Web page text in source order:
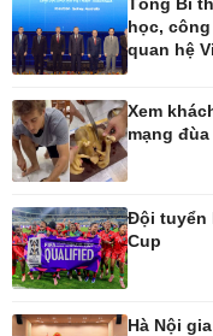
Pháp luật
Tin nóng
Tư vấn luật
học,
quan hệ
Xem
mạng
Đội tuyển
Cup
Hà Nội